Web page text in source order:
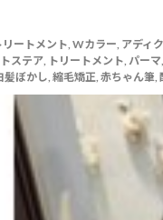
ートメント, Wカラー, アディ
トステア, トリートメント, パーマ,
髪ぼかし, 縮毛矯正, 赤ちゃん筆,
烏丸
リタッチ
ヘアケア
髪にドラ
韓国へア
縮毛矯正
白髪ぼか